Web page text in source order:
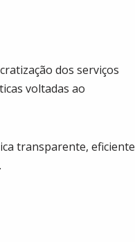
dos serviços
voltadas ao
transparente, eficiente